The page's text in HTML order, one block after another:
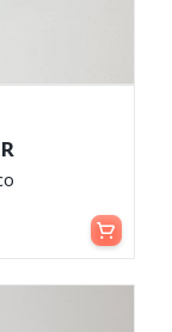
Aggiungi al carrello